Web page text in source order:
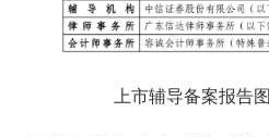
上市辅导备案报告